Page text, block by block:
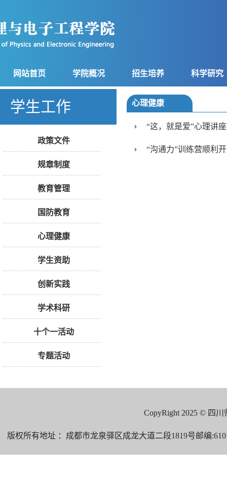
网站首页 学院概况 招生培养 科学研究
学生工作
政策文件
规章制度
教育管理
国防教育
心理健康
学生资助
创新实践
学术科研
十个一活动
专题活动
心理健康
“这，就是爱”心理讲
“沟通力”训练营顺利
CopyRight 2025 ©
版权所有地址 ：成都市龙泉驿区成龙大道二段1819号邮编